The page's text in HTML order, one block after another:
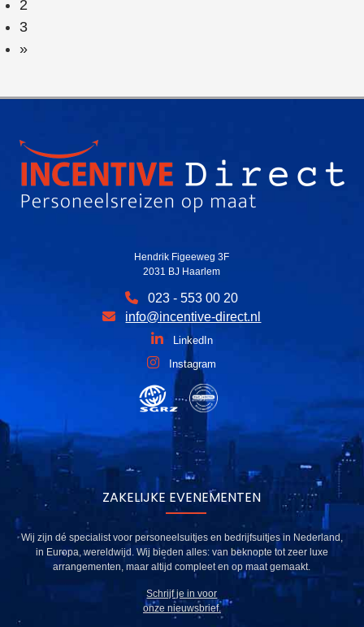
2
3
»
Hendrik Figeeweg 3F
2031 BJ Haarlem
023 - 553 00 20
info@incentive-direct.nl
LinkedIn
Instagram
ZAKELIJKE EVENEMENTEN
Wij zijn dé specialist voor personeelsuitjes en bedrijfsuitjes in Nederland,
in Europa, wereldwijd. Wij bieden alles: van beknopte tot zeer luxe
arrangementen, maar altijd compleet en op maat gemaakt.
Schrijf je in voor
onze nieuwsbrief.